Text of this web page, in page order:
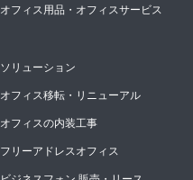
オフィス用品・オフィスサービス
ソリューション
オフィス移転・リニューアル
オフィスの内装工事
フリーアドレスオフィス